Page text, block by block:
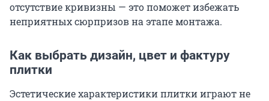
отсутствие кривизны — это поможет избежать
неприятных сюрпризов на этапе монтажа.
Как выбрать дизайн, цвет и фактуру
плитки
Эстетические характеристики плитки играют не